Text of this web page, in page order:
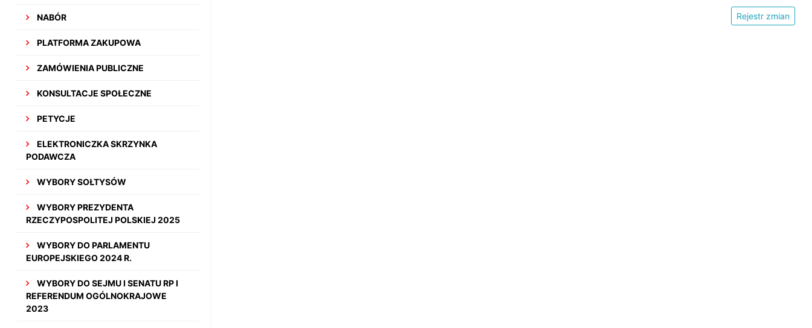
NABÓR
PLATFORMA ZAKUPOWA
ZAMÓWIENIA PUBLICZNE
KONSULTACJE SPOŁECZNE
PETYCJE
ELEKTRONICZKA SKRZYNKA
PODAWCZA
WYBORY SOŁTYSÓW
WYBORY PREZYDENTA
RZECZYPOSPOLITEJ POLSKIEJ 2025
WYBORY DO PARLAMENTU
EUROPEJSKIEGO 2024 R.
WYBORY DO SEJMU I SENATU RP I
REFERENDUM OGÓLNOKRAJOWE
2023
Rejestr zmian